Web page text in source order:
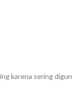
karena sering